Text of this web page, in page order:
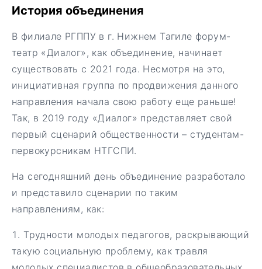
История объединения
В филиале РГППУ в г. Нижнем Тагиле форум-
театр «Диалог», как объединение, начинает
существовать с 2021 года. Несмотря на это,
инициативная группа по продвижения данного
направления начала свою работу еще раньше!
Так, в 2019 году «Диалог» представляет свой
первый сценарий общественности – студентам-
первокурсникам НТГСПИ.
На сегодняшний день объединение разработало
и представило сценарии по таким
направлениям, как:
Трудности молодых педагогов, раскрывающий
такую социальную проблему, как травля